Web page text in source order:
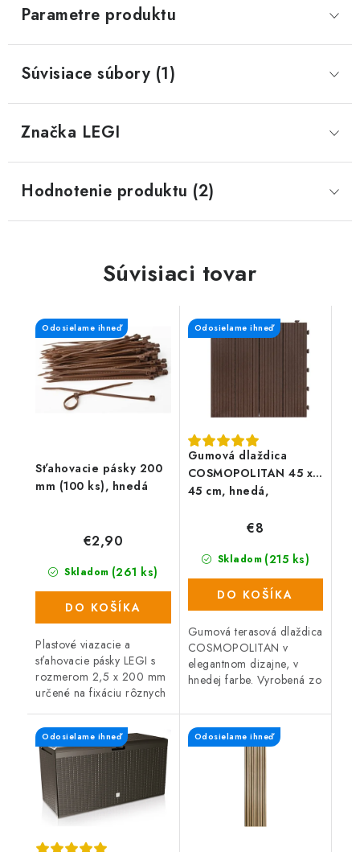
Parametre produktu
Súvisiace súbory (1)
Značka LEGI
Hodnotenie produktu (2)
Súvisiaci tovar
Sťahovacie pásky 200
mm (100 ks), hnedá
Odosielame ihneď
Skladom (261 ks)
€2,90
DO KOŠÍKA
Plastové viazacie a
sťahovacie pásky LEGI s
rozmerom 2,5 x 200 mm
určené na fixáciu rôznych
obsahuje 100 ks.
Jednoduché použitie.
Gumová dlaždica
COSMOPOLITAN 45 x
45 cm, hnedá,
Odosielame ihneď
Skladom (215 ks)
€8
DO KOŠÍKA
Gumová terasová dlaždica
COSMOPOLITAN v
elegantnom dizajne, v
hnedej farbe. Vyrobená zo
a polypropylénu, čo
zaručuje vysokú odolnosť
a dlhú...
Odosielame ihneď Odosielame ihneď